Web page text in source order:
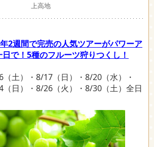
上高地
年2週間で完売の人気ツアーがパワーア
で！5種のフルーツ狩りつくし！
土）・8/17（日）・8/20（水）・
日）・8/26（火）・8/30（土）全日